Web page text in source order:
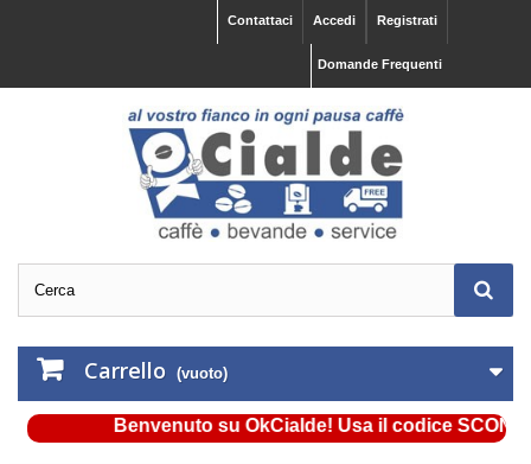
Registrati
Accedi
Contattaci
Domande Frequenti
Carrello (vuoto)
Benvenuto su OkCialde! Usa il codice